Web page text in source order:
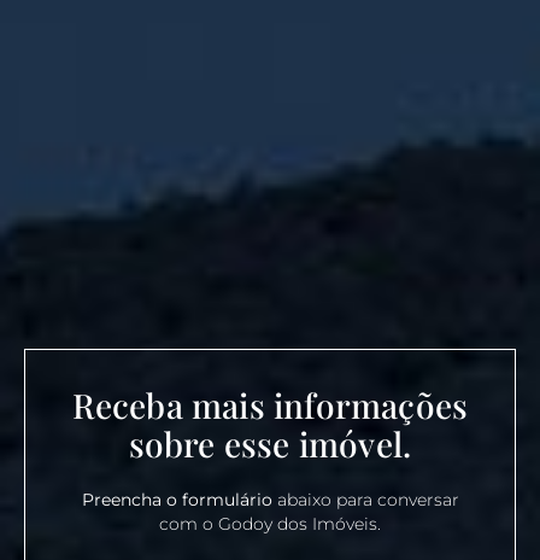
Receba mais informações
sobre esse imóvel.
Preencha o formulárioabaixo para conversar
com o Godoy dos Imóveis.